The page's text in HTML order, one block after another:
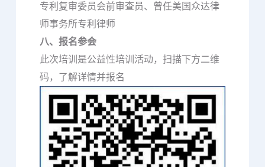
专利复审委员会前审查员、曾任美国众达律
师事务所专利律师
八、报名参会
此次培训是公益性培训活动，扫描下方二维
码，了解详情并报名